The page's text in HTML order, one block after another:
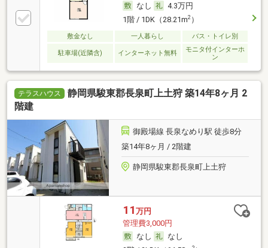
なし
4.3万円
1階 / 1DK（28.21m2）
敷金なし 一人暮らし バス・トイレ別
駐車場(近隣含) インターネット無料
モニタ付インターホ
ン
テラスハウス
静岡県駿東郡長泉町上土狩 築14年8ヶ月 2
階建
御殿場線 長泉なめり駅 徒歩8分
築14年8ヶ月 / 2階建
静岡県駿東郡長泉町上土狩
11 万円
管理費3,000円
なし
なし